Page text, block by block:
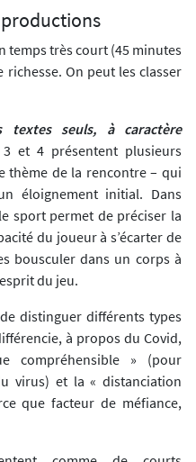
temps très court (45 minutes
On peut les classer
textes seuls, à caractère
et 4 présentent plusieurs
thème de la rencontre – qui
éloignement initial. Dans
sport permet de préciser la
du joueur à s’écarter de
bousculer dans un corps à
du jeu.
distinguer différents types
à propos du Covid,
compréhensible » (pour
virus) et la « distanciation
que facteur de méfiance,